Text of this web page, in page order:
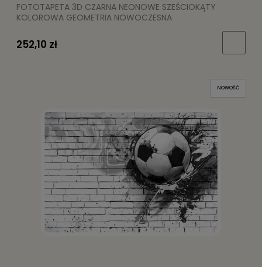
FOTOTAPETA 3D CZARNA NEONOWE SZEŚCIOKĄTY
KOLOROWA GEOMETRIA NOWOCZESNA
252,10 zł
NOWOŚĆ